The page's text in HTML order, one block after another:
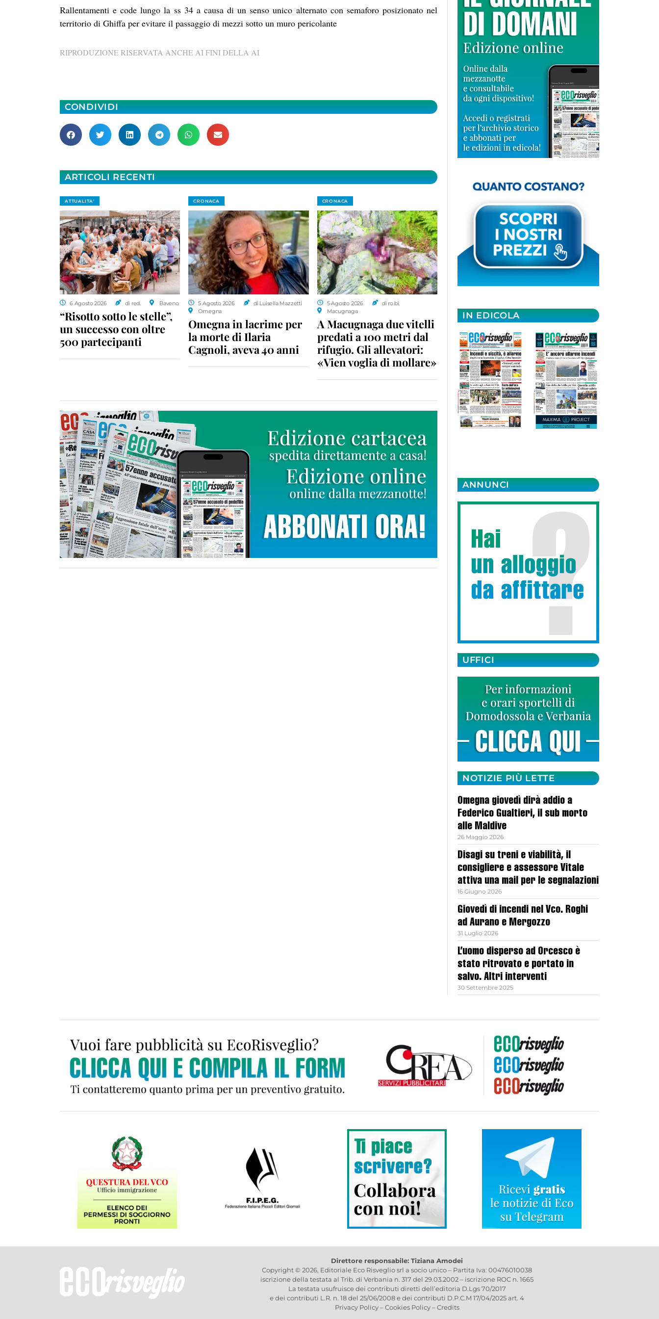
Rallentamenti e code lungo la ss 34 a causa di un senso unico alternato con semaforo posizionato nel
territorio di Ghiffa per evitare il passaggio di mezzi sotto un muro pericolante
RIPRODUZIONE RISERVATA ANCHE AI FINI DELLA AI
CONDIVIDI
ARTICOLI RECENTI
ATTUALITA'
6 Agosto 2026 di red. Baveno
“Risotto sotto le stelle”,
un successo con oltre
500 partecipanti
CRONACA
5 Agosto 2026
di Luisella Mazzetti
Omegna
Omegna in lacrime per
la morte di Ilaria
Cagnoli, aveva 40 anni
CRONACA
5 Agosto 2026
di ro.bi.
Macugnaga
A Macugnaga due vitelli
predati a 100 metri dal
rifugio. Gli allevatori:
«Vien voglia di mollare»
IN EDICOLA
ANNUNCI
UFFICI
NOTIZIE PIÙ LETTE
Omegna giovedì dirà addio a
Federico Gualtieri, il sub morto
alle Maldive
26 Maggio 2026
Disagi su treni e viabilità, il
consigliere e assessore Vitale
attiva una mail per le segnalazioni
16 Giugno 2026
Giovedì di incendi nel Vco. Roghi
ad Aurano e Mergozzo
31 Luglio 2026
L’uomo disperso ad Orcesco è
stato ritrovato e portato in
salvo. Altri interventi
30 Settembre 2025
Direttore responsabile: Tiziana Amodei
Copyright © 2026, Editoriale Eco Risveglio srl a socio unico – Partita Iva: 00476010038
iscrizione della testata al Trib. di Verbania n. 317 del 29.03.2002 – iscrizione ROC n. 1665
La testata usufruisce dei contributi diretti dell’editoria D.Lgs 70/2017
e dei contributi L.R. n. 18 del 25/06/2008 e dei contributi D.P.C.M 17/04/2025 art. 4
Privacy Policy–Cookies Policy–Credits